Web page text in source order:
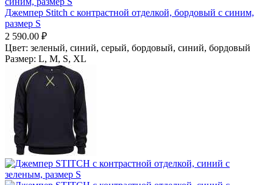
Джемпер Stitch с контрастной отделкой, бордовый с синим,
размер S
2 590.00 ₽
Цвет: зеленый, синий, серый, бордовый, синий, бордовый
Размер: L, M, S, XL